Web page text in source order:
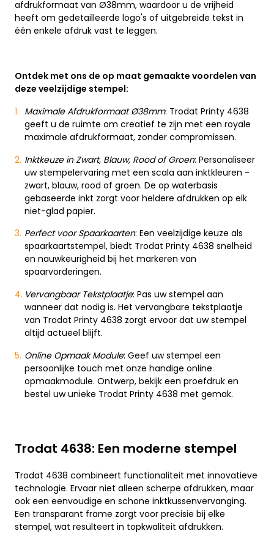
afdrukformaat van Ø38mm, waardoor u de vrijheid
heeft om gedetailleerde logo's of uitgebreide tekst in
één enkele afdruk vast te leggen.
Ontdek met ons de op maat gemaakte voordelen van
deze veelzijdige stempel:
Maximale Afdrukformaat Ø38mm: Trodat Printy 4638
geeft u de ruimte om creatief te zijn met een royale
maximale afdrukformaat, zonder compromissen.
Inktkeuze in Zwart, Blauw, Rood of Groen: Personaliseer
uw stempelervaring met een scala aan inktkleuren -
zwart, blauw, rood of groen. De op waterbasis
gebaseerde inkt zorgt voor heldere afdrukken op elk
niet-glad papier.
Perfect voor Spaarkaarten: Een veelzijdige keuze als
spaarkaartstempel, biedt Trodat Printy 4638 snelheid
en nauwkeurigheid bij het markeren van
spaarvorderingen.
Vervangbaar Tekstplaatje: Pas uw stempel aan
wanneer dat nodig is. Het vervangbare tekstplaatje
van Trodat Printy 4638 zorgt ervoor dat uw stempel
altijd actueel blijft.
Online Opmaak Module: Geef uw stempel een
persoonlijke touch met onze handige online
opmaakmodule. Ontwerp, bekijk een proefdruk en
bestel uw unieke Trodat Printy 4638 met gemak.
Trodat 4638: Een moderne stempel
Trodat 4638 combineert functionaliteit met innovatieve
technologie. Ervaar niet alleen scherpe afdrukken, maar
ook een eenvoudige en schone inktkussenvervanging.
Een transparant frame zorgt voor precisie bij elke
stempel, wat resulteert in topkwaliteit afdrukken.